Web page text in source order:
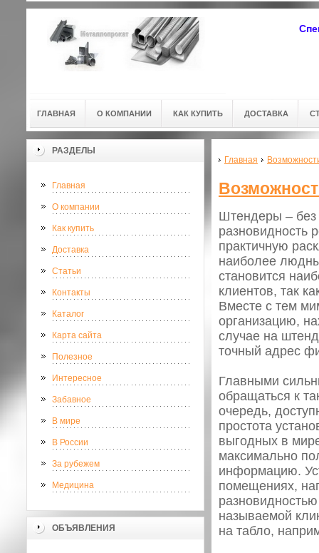
ГЛАВНАЯ О КОМПАНИИ КАК КУПИТЬ ДОСТАВКА
РАЗДЕЛЫ
Главная
О компании
Как купить
Доставка
Статьи
Контакты
Каталог
Карта сайта
Полезное
Интересное
Забавное
В мире
В России
За рубежем
Медицина
ОБЪЯВЛЕНИЯ
Главная
Штендеры – без
разновидность
практичную
наиболее
становится
клиентов, так
Вместе с тем
организацию,
случае на
точный адрес
Главными
обращаться к
очередь,
простота
выгодных в
максимально
информацию.
помещениях,
называемой
на табло,